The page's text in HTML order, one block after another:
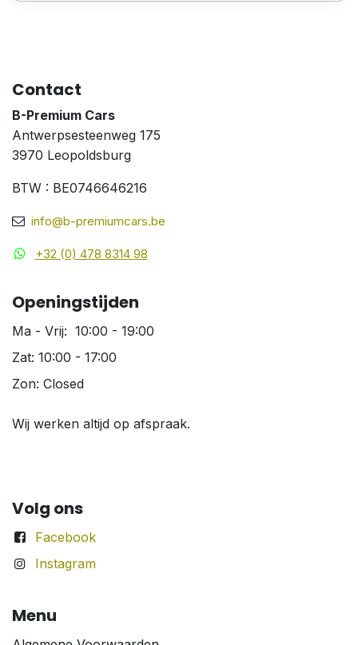
Contact
B-Premium Cars
Antwerpsesteenweg 175
3970 Leopoldsburg
BTW : BE0746646216
info@b-premiumcars.be
+32 (0) 478 8314 98
Openingstijden
Ma - Vrij: 10:00 - 19:00
Zat: 10:00 - 17:00
Zon: Closed
Wij werken altijd op afspraak.
Volg ons
Facebook
Instagram
Menu